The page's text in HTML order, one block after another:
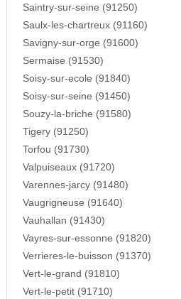
Saintry-sur-seine (91250)
Saulx-les-chartreux (91160)
Savigny-sur-orge (91600)
Sermaise (91530)
Soisy-sur-ecole (91840)
Soisy-sur-seine (91450)
Souzy-la-briche (91580)
Tigery (91250)
Torfou (91730)
Valpuiseaux (91720)
Varennes-jarcy (91480)
Vaugrigneuse (91640)
Vauhallan (91430)
Vayres-sur-essonne (91820)
Verrieres-le-buisson (91370)
Vert-le-grand (91810)
Vert-le-petit (91710)